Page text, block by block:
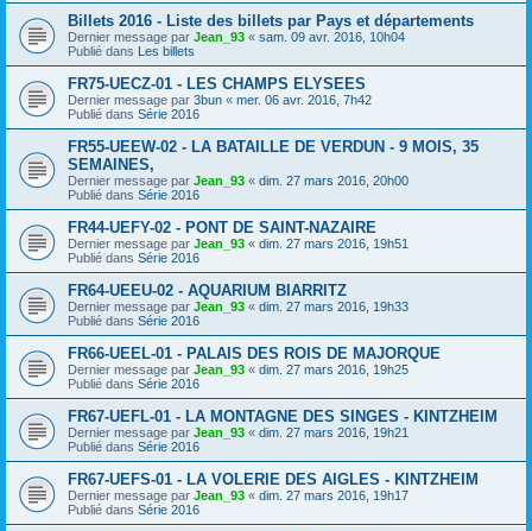
Billets 2016 - Liste des billets par Pays et départements
Dernier message par Jean_93 « sam. 09 avr. 2016, 10h04
Publié dans Les billets
FR75-UECZ-01 - LES CHAMPS ELYSEES
Dernier message par 3bun « mer. 06 avr. 2016, 7h42
Publié dans Série 2016
FR55-UEEW-02 - LA BATAILLE DE VERDUN - 9 MOIS, 35
SEMAINES,
Dernier message par Jean_93 « dim. 27 mars 2016, 20h00
Publié dans Série 2016
FR44-UEFY-02 - PONT DE SAINT-NAZAIRE
Dernier message par Jean_93 « dim. 27 mars 2016, 19h51
Publié dans Série 2016
FR64-UEEU-02 - AQUARIUM BIARRITZ
Dernier message par Jean_93 « dim. 27 mars 2016, 19h33
Publié dans Série 2016
FR66-UEEL-01 - PALAIS DES ROIS DE MAJORQUE
Dernier message par Jean_93 « dim. 27 mars 2016, 19h25
Publié dans Série 2016
FR67-UEFL-01 - LA MONTAGNE DES SINGES - KINTZHEIM
Dernier message par Jean_93 « dim. 27 mars 2016, 19h21
Publié dans Série 2016
FR67-UEFS-01 - LA VOLERIE DES AIGLES - KINTZHEIM
Dernier message par Jean_93 « dim. 27 mars 2016, 19h17
Publié dans Série 2016